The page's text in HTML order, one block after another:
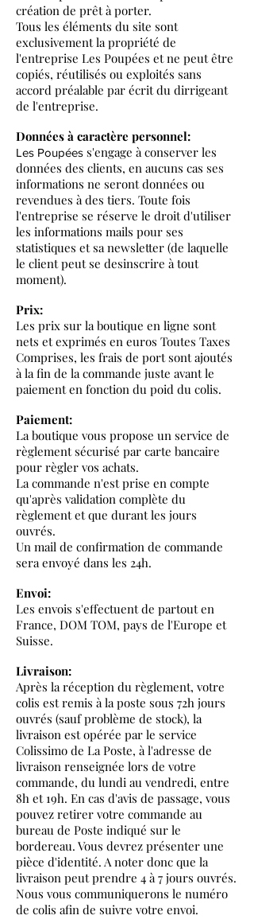
création de prêt à porter.
Tous les éléments du site sont
exclusivement la propriété de
l'entreprise Les Poupées et ne peut être
copiés, réutilisés ou exploités sans
accord préalable par écrit du dirrigeant
de l'entreprise.
Données à caractère personnel:
Les Poupées s'engage à conserver les
données des clients, en aucuns cas ses
informations ne seront données ou
revendues à des tiers. Toute fois
l'entreprise se réserve le droit d'utiliser
les informations mails pour ses
statistiques et sa newsletter (de laquelle
le client peut se desinscrire à tout
moment).
Prix:
Les prix sur la boutique en ligne sont
nets et exprimés en euros Toutes Taxes
Comprises, les frais de port sont ajoutés
à la fin de la commande juste avant le
paiement en fonction du poid du colis.
Paiement:
La boutique vous propose un service de
règlement sécurisé par carte bancaire
pour règler vos achats.
La commande n'est prise en compte
qu'après validation complète du
règlement et que durant les jours
ouvrés.
Un mail de confirmation de commande
sera envoyé dans les 24h.
Envoi:
Les envois s'effectuent de partout en
France, DOM TOM, pays de l'Europe et
Suisse.
Livraison:
Après la réception du règlement, votre
colis est remis à la poste sous 72h jours
ouvrés (sauf problème de stock), la
livraison est opérée par le service
Colissimo de La Poste, à l'adresse de
livraison renseignée lors de votre
commande, du lundi au vendredi, entre
8h et 19h. En cas d'avis de passage, vous
pouvez retirer votre commande au
bureau de Poste indiqué sur le
bordereau. Vous devrez présenter une
pièce d'identité. A noter donc que la
livraison peut prendre 4 à 7 jours ouvrés.
Nous vous communiquerons le numéro
de colis afin de suivre votre envoi.